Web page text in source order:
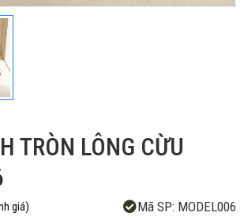
TRÒN LÔNG CỪU
giá) Mã SP: MODEL006